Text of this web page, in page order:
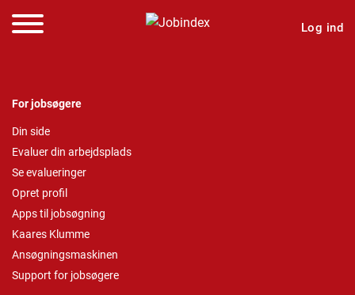
Log ind
For jobsøgere
Din side
Evaluer din arbejdsplads
Se evalueringer
Opret profil
Apps til jobsøgning
Kaares Klumme
Ansøgningsmaskinen
Support for jobsøgere